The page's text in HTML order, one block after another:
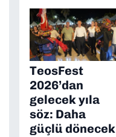
TeosFest
2026’dan
gelecek yıla
söz: Daha
güçlü dönecek